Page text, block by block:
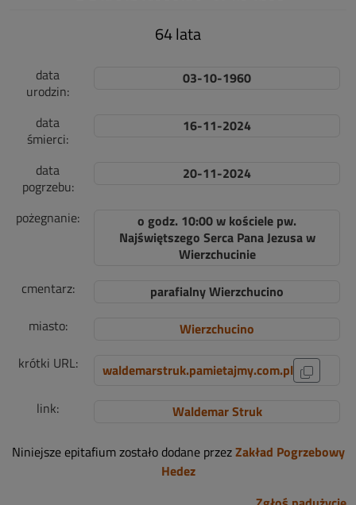
64 lata
data
urodzin:
03-10-1960
data
śmierci:
16-11-2024
data
pogrzebu:
20-11-2024
pożegnanie:
o godz. 10:00 w kościele pw.
Najświętszego Serca Pana Jezusa w
Wierzchucinie
cmentarz:
parafialny Wierzchucino
miasto:
Wierzchucino
krótki URL:
waldemarstruk.pamietajmy.com.pl
link:
Waldemar Struk
Niniejsze epitafium zostało dodane przezZakład Pogrzebowy
Hedez